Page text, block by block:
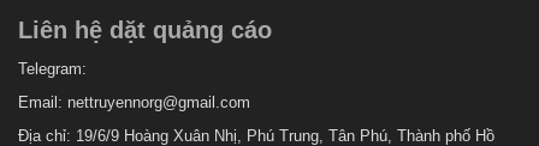
Liên hệ dặt quảng cáo
Telegram:
Email: nettruyennorg@gmail.com
Địa chỉ: 19/6/9 Hoàng Xuân Nhị, Phú Trung, Tân Phú, Thành phố Hồ